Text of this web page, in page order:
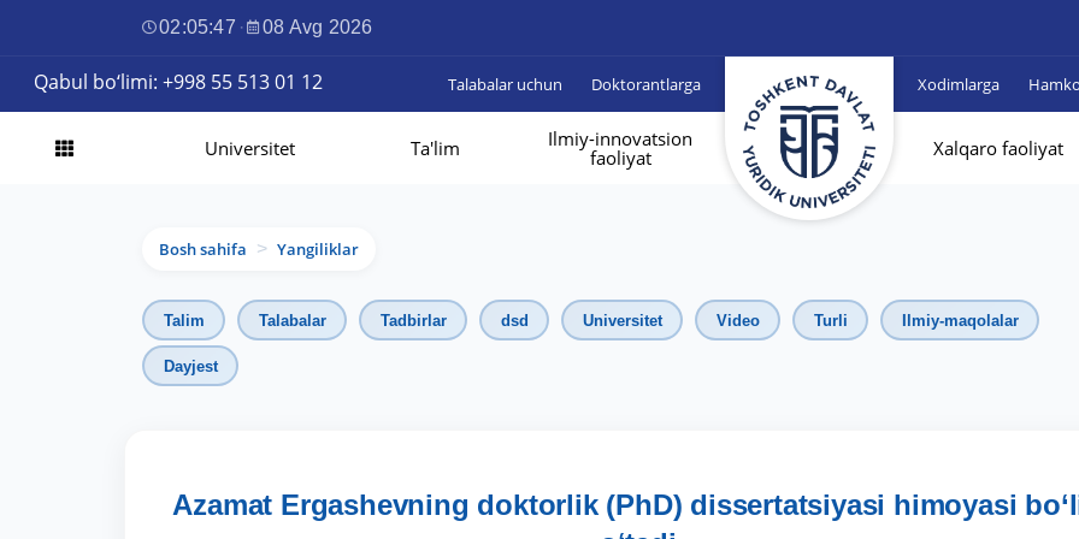
02:05:49 · 08 Avg 2026
Qabul bo‘limi: +998 55 513 01 12 Talabalar uchun Doktorantlarga Xodimlarga
Universitet Ta'lim
Ilmiy-innovatsion
faoliyat
Xalqaro faoliyat
Bosh sahifa > Yangiliklar
Talim Talabalar Tadbirlar dsd Universitet Video Turli Ilmiy-maqolalar
Dayjest
Azamat Ergashevning doktorlik (PhD) dissertatsiyasi himoyasi